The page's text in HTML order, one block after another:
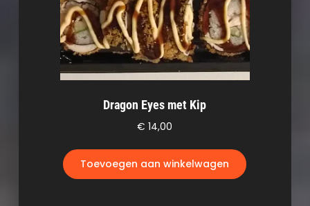
Dragon Eyes met Kip
€ 14,00
Toevoegen aan winkelwagen